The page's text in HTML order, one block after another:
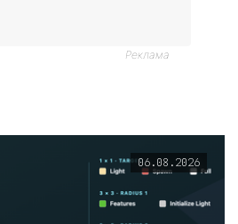
Реклама
06.08.2026